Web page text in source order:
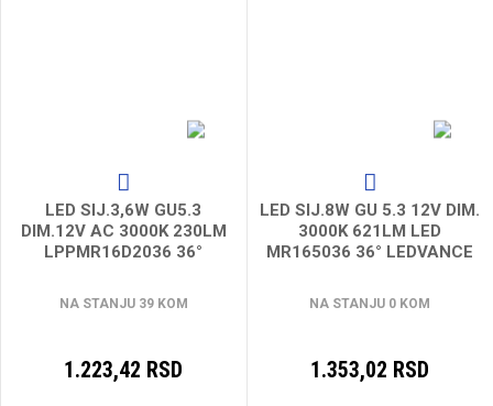
LED SIJ.3,6W GU5.3
DIM.12V AC 3000K 230LM
LPPMR16D2036 36°
NA STANJU 39 KOM
1.223,42 RSD
LED SIJ.8W GU 5.3 12V DIM.
3000K 621LM LED
MR165036 36° LEDVANCE
NA STANJU 0 KOM
1.353,02 RSD